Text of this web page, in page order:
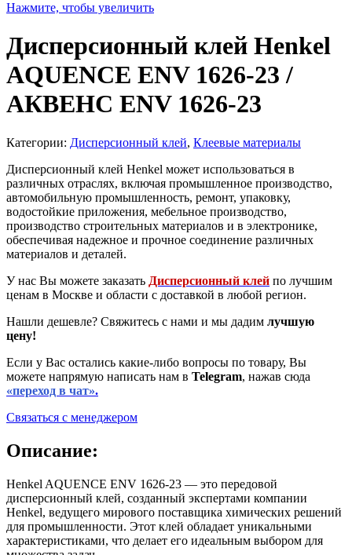
Нажмите, чтобы увеличить
Дисперсионный клей Henkel
AQUENCE ENV 1626-23 /
АКВЕНС ENV 1626-23
Категории: Дисперсионный клей, Клеевые материалы
Дисперсионный клей Henkel может использоваться в
различных отраслях, включая промышленное производство,
автомобильную промышленность, ремонт, упаковку,
водостойкие приложения, мебельное производство,
производство строительных материалов и в электронике,
обеспечивая надежное и прочное соединение различных
материалов и деталей.
У нас Вы можете заказать Дисперсионный клей по лучшим
ценам в Москве и области с доставкой в любой регион.
Нашли дешевле? Свяжитесь с нами и мы дадим лучшую
цену!
Если у Вас остались какие-либо вопросы по товару, Вы
можете напрямую написать нам в Telegram, нажав сюда
«переход в чат».
Связаться с менеджером
Описание:
Henkel AQUENCE ENV 1626-23 — это передовой
дисперсионный клей, созданный экспертами компании
Henkel, ведущего мирового поставщика химических решений
для промышленности. Этот клей обладает уникальными
характеристиками, что делает его идеальным выбором для